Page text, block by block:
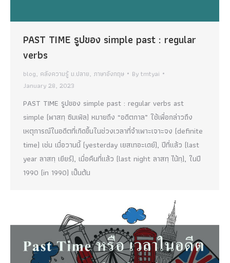
PAST TIME รูปของ simple past : regular
verbs
blog, คลังความรู้ ม.ปลาย, ภาษาอังกฤษ Bytmtyai
January 28, 2023
PAST TIME รูปของ simple past : regular verbs ast
simple (พาสทฺ ซิมเพิล) หมายถึง “อดีตกาล” ใช้เพื่อกล่าวถึง
เหตุการณ์ในอดีตที่เกิดขึ้นในช่วงเวลาที่จำเพาะเจาะจง (definite
time) เช่น เมื่อวานนี้ (yesterday เยสเทอะเดย์), ปีที่แล้ว (last
year ลาสทฺ เยียร์), เมื่อคืนที่แล้ว (last night ลาสทฺ ไน้ทฺ), ในปี
1990 (in 1990) เป็นต้น